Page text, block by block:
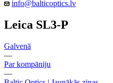
info@balticoptics.lv
Leica SL3-P
Galvenā
—
Par kompāniju
—